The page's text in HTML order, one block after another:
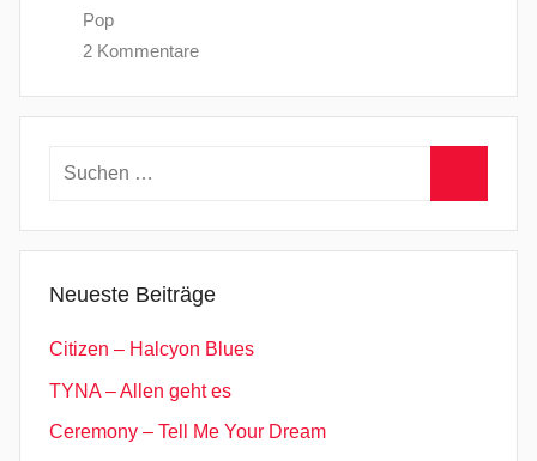
Pop
2 Kommentare
Suchen
Neueste Beiträge
Citizen – Halcyon Blues
TYNA – Allen geht es
Ceremony – Tell Me Your Dream